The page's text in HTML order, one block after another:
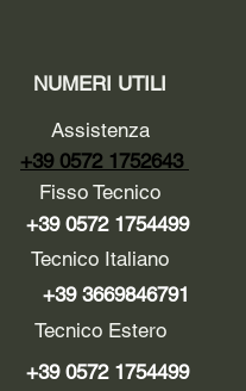
NUMERI UTILI
Assistenza
+39 0572 1752643
Fisso Tecnico
+39 0572 1754499
Tecnico Italiano
+39 3669846791
Tecnico Estero
+39 0572 1754499